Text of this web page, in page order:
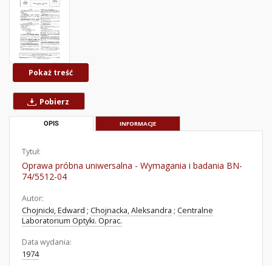
Pokaż treść
Pobierz
OPIS INFORMACJE
Tytuł:
Oprawa próbna uniwersalna - Wymagania i badania BN-
74/5512-04
Autor:
Chojnicki, Edward ; Chojnacka, Aleksandra ; Centralne
Laboratorium Optyki. Oprac.
Data wydania:
1974